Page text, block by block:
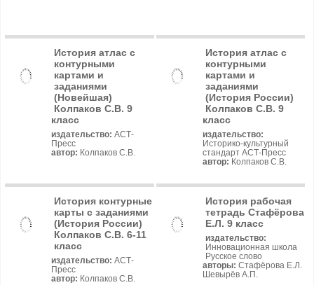
История атлас с
контурными
картами и
заданиями
(Новейшая)
Колпаков С.В. 9
класс
издательство: АСТ-
Пресс
автор: Колпаков С.В.
История атлас с
контурными
картами и
заданиями
(История России)
Колпаков С.В. 9
класс
издательство:
Историко-культурный
стандарт АСТ-Пресс
автор: Колпаков С.В.
История контурные
карты с заданиями
(История России)
Колпаков С.В. 6-11
класс
издательство: АСТ-
Пресс
автор: Колпаков С.В.
История рабочая
тетрадь Стафёрова
Е.Л. 9 класс
издательство:
Инновационная школа
Русское слово
авторы: Стафёрова Е.Л.
Шевырёв А.П.